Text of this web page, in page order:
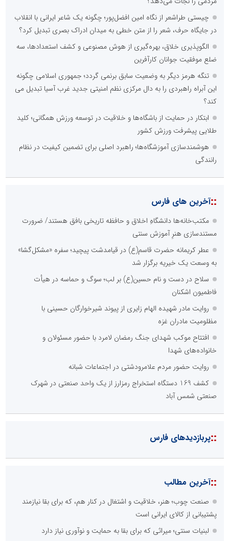
چیستی طراشعر از نگاه امین افضل‌پور؛ چگونه یک شاعر ایرانی با انقلاب
در جایگاه حرف، شعر را از متن خطی به میدان ادراک بصری تبدیل کرد؟
الگوپذیری خلاق، بهره‌گیری از هوش مصنوعی و کشف استعدادها، سه
ضلع موفقیت جوانان کارآفرین
تنگه هرمز دیگر به وضعیت سابق برنمی گردد؛ جمهوری اسلامی چگونه
این آبراه راهبردی را به دال مرکزی نظم امنیتی جدید غرب آسیا تبدیل می
کند؟
ابتکار در حمایت از باشگاه‌ها و خلاقیت در توسعه ورزش همگانی؛ کلید
طلایی پیشرفت ورزش کشور
هوشمندسازی آموزشگاه‌ها؛ راهبرد اصلی برای تضمین کیفیت در نظام
رانندگی
::آخرین های فارس
مکتب‌خانه‌ها دانشگاهِ اخلاق و حافظه تاریخی بافق هستند/ ضرورت
مستندسازی هنرِ آموزش سنتی
عطر کریمانه حضرت قاسم(ع) در قیامدشت پیچید؛ سفره «مشکل‌گشا»
به وسعت یک خیریه برگزار شد
سلاح در دست و نام حسین(ع) بر لب؛ سوگ و حماسه در هیأت
فاطمیون اشکنان
روایت مادر شهیده الهام زایری از پیوند شیرخوارگان حسینی با
مظلومیت مادران غزه
افتتاح موکب شهدای جنگ رمضان لامرد با حضور مسئولان و
خانواده‌های شهدا
روایت حضور مردم علامرودشتی در اجتماعات شبانه
کشف 169 دستگاه استخراج رمزارز از یک واحد صنعتی در شهرک
صنعتی شمس آباد
::پربازدیدهای فارس
::آخرین مطالب
صنعت چوب؛ هنر، خلاقیت و اشتغال در کنار هم، که برای بقا نیازمند
پشتیبانی از کالای ایرانی است
لبنیات سنتی؛ میراثی که برای بقا به حمایت و نوآوری نیاز دارد